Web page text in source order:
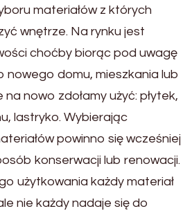
materiałów z których
wnętrze. Na rynku jest
choćby biorąc pod uwagę
nowego domu, mieszkania lub
nowo zdołamy użyć: płytek,
lastryko. Wybierając
powinno się wcześniej
konserwacji lub renowacji.
użytkowania każdy materiał
nie każdy nadaje się do